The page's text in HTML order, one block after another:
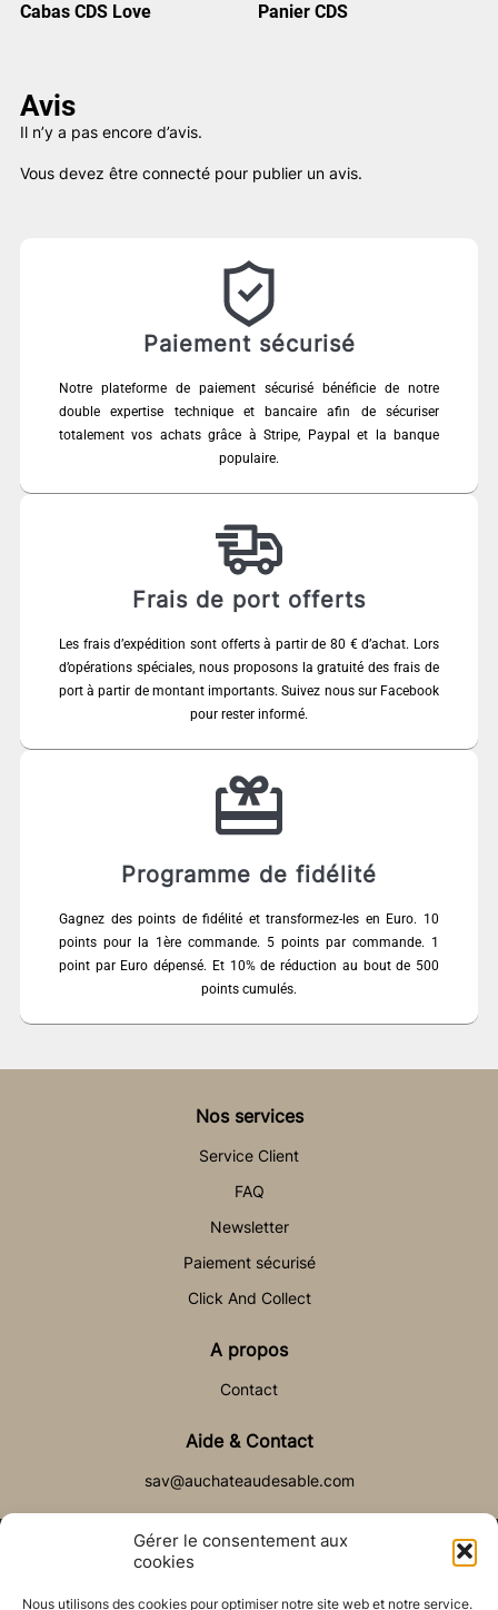
Gérer le consentement aux
cookies
Nous utilisons des cookies pour optimiser notre site web et notre service.
Cabas CDS Love Panier CDS
Avis
Il n’y a pas encore d’avis.
Vous devez être connecté pour publier un avis.
Paiement sécurisé
Notre plateforme de paiement sécurisé bénéficie de notre
double expertise technique et bancaire afin de sécuriser
totalement vos achats grâce à Stripe, Paypal et la banque
populaire.
Frais de port offerts
Les frais d’expédition sont offerts à partir de 80 € d’achat. Lors
d’opérations spéciales, nous proposons la gratuité des frais de
port à partir de montant importants. Suivez nous sur Facebook
pour rester informé.
Programme de fidélité
Gagnez des points de fidélité et transformez-les en Euro. 10
points pour la 1ère commande. 5 points par commande. 1
point par Euro dépensé. Et 10% de réduction au bout de 500
points cumulés.
Nos services
Service Client
FAQ
Newsletter
Paiement sécurisé
Click And Collect
A propos
Contact
Aide & Contact
sav@auchateaudesable.com